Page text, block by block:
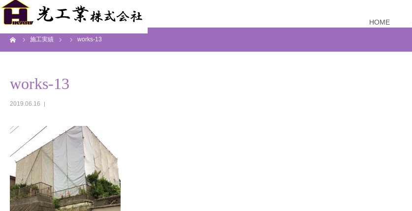
HOME
施工実績 works-13
works-13
2019.06.16